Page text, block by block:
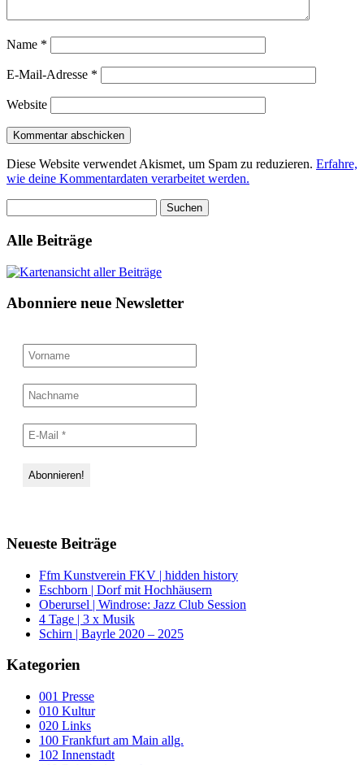
Name *
E-Mail-Adresse *
Website
Diese Website verwendet Akismet, um Spam zu reduzieren. Erfahre,
wie deine Kommentardaten verarbeitet werden.
nach:
Alle Beiträge
Abonniere neue Newsletter
Neueste Beiträge
Ffm Kunstverein FKV | hidden history
Eschborn | Dorf mit Hochhäusern
Oberursel | Windrose: Jazz Club Session
4 Tage | 3 x Musik
Schirn | Bayrle 2020 – 2025
Kategorien
001 Presse
010 Kultur
020 Links
100 Frankfurt am Main allg.
102 Innenstadt